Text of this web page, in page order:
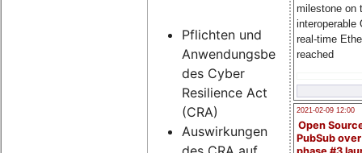
milestone on
interoperable
real-time
reached
2021-02-09 12:00
Open
PubSub
Pflichten und
Anwendungsbereich
des Cyber
Resilience Act
(CRA)
Auswirkungen